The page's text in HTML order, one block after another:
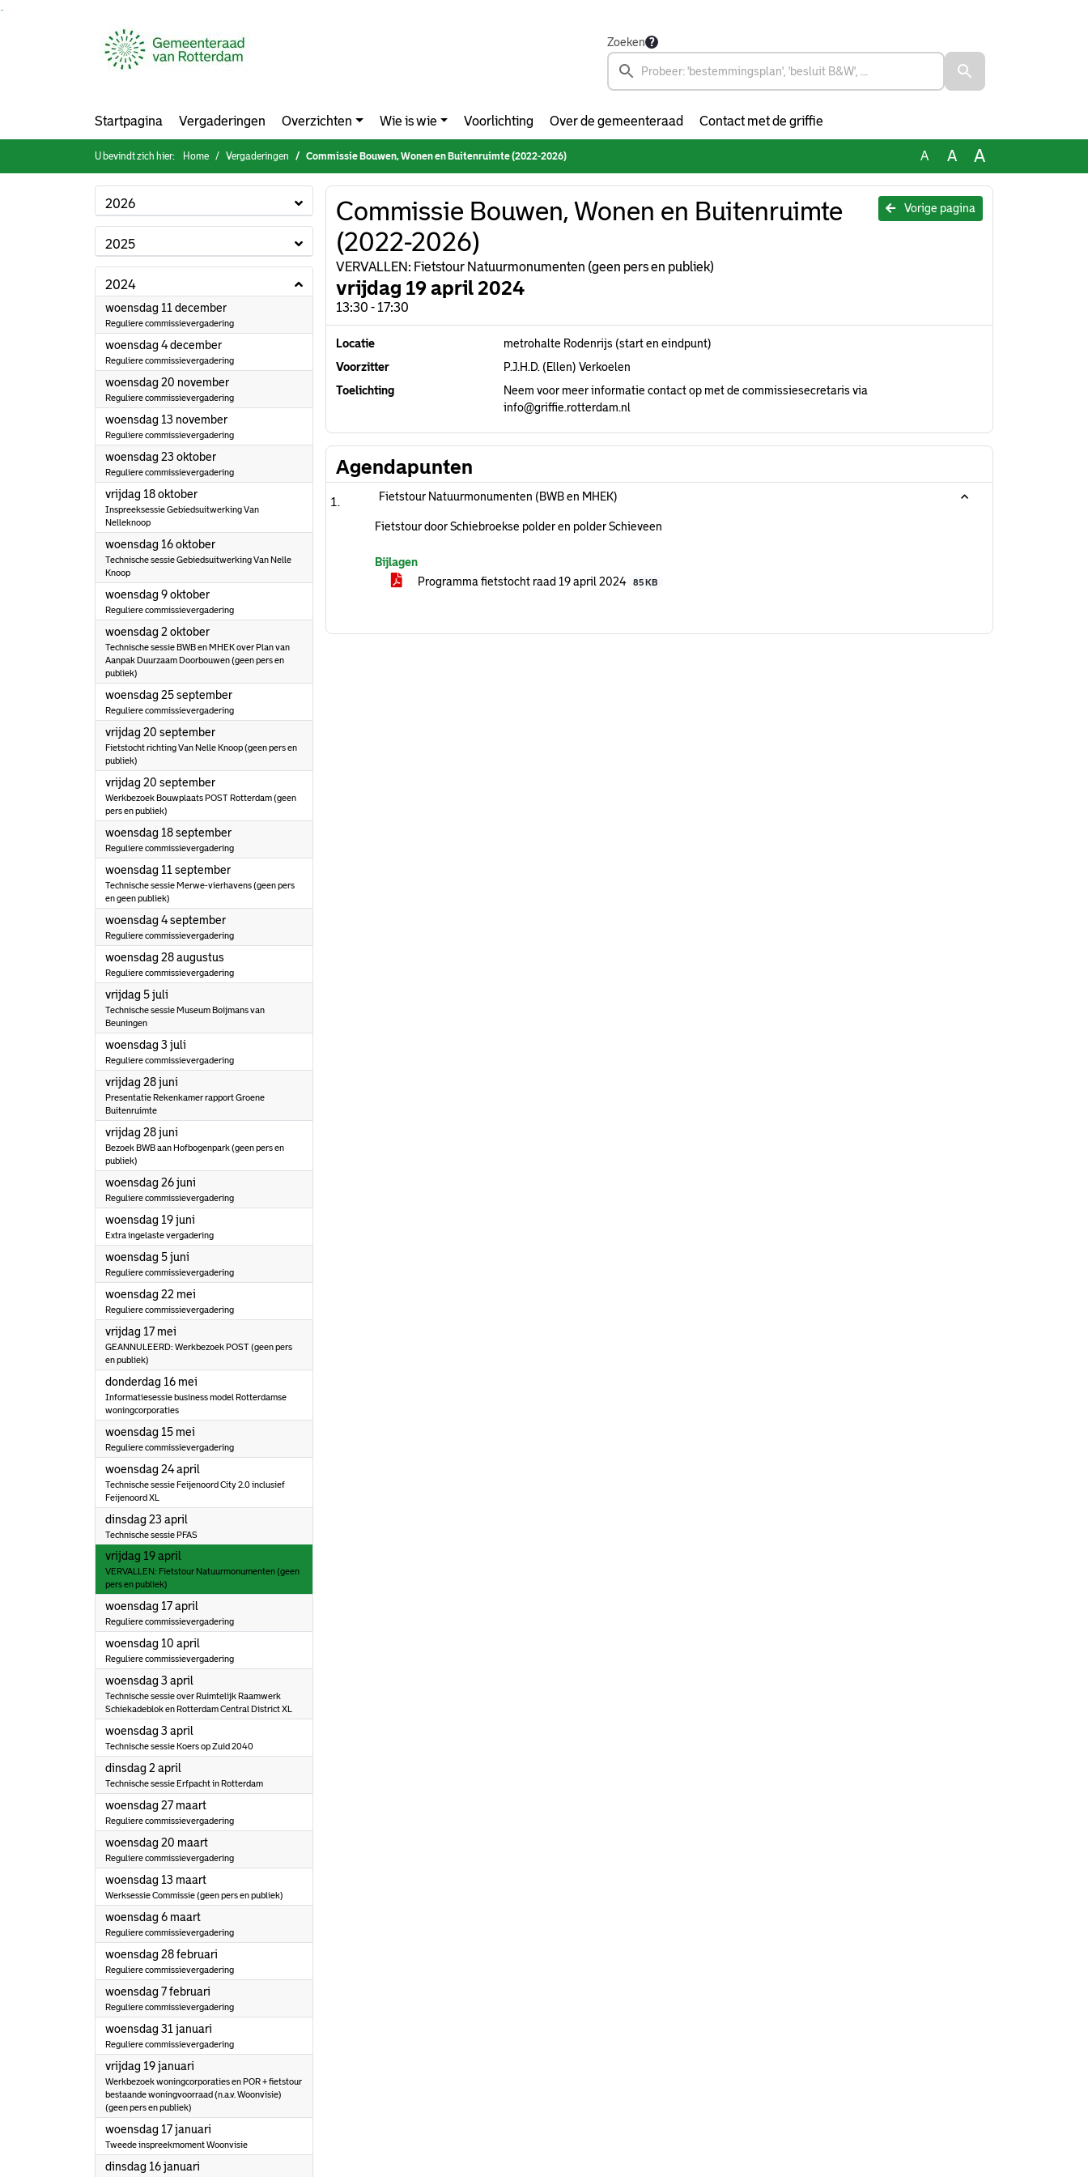
Zoeken
Startpagina Vergaderingen Overzichten Wie is wie Voorlichting Over de gemeenteraad Contact met de griffie
U bevindt zich hier: Home Vergaderingen Commissie Bouwen, Wonen en Buitenruimte (2022-2026) A A A
2026
2025
2024
woensdag 11 december2024
Reguliere commissievergadering
woensdag 4 december2024
Reguliere commissievergadering
woensdag 20 november2024
Reguliere commissievergadering
woensdag 13 november2024
Reguliere commissievergadering
woensdag 23 oktober2024
Reguliere commissievergadering
vrijdag 18 oktober2024
Inspreeksessie Gebiedsuitwerking Van
Nelleknoop
woensdag 16 oktober2024
Technische sessie Gebiedsuitwerking Van Nelle
Knoop
woensdag 9 oktober2024
Reguliere commissievergadering
woensdag 2 oktober2024
Technische sessie BWB en MHEK over Plan van
Aanpak Duurzaam Doorbouwen (geen pers en
publiek)
woensdag 25 september2024
Reguliere commissievergadering
vrijdag 20 september2024
Fietstocht richting Van Nelle Knoop (geen pers en
publiek)
vrijdag 20 september2024
Werkbezoek Bouwplaats POST Rotterdam (geen
pers en publiek)
woensdag 18 september2024
Reguliere commissievergadering
woensdag 11 september2024
Technische sessie Merwe-vierhavens (geen pers
en geen publiek)
woensdag 4 september2024
Reguliere commissievergadering
woensdag 28 augustus
Reguliere commissievergadering
vrijdag 5 juli
Technische sessie Museum Boijmans van
Beuningen
woensdag 3 juli
Reguliere commissievergadering
vrijdag 28 juni
Presentatie Rekenkamer rapport Groene
Buitenruimte
vrijdag 28 juni
Bezoek BWB aan Hofbogenpark (geen pers en
publiek)
woensdag 26 juni
Reguliere commissievergadering
woensdag 19 juni
Extra ingelaste vergadering
woensdag 5 juni
Reguliere commissievergadering
woensdag 22 mei
Reguliere commissievergadering
vrijdag 17 mei
GEANNULEERD: Werkbezoek POST (geen pers
en publiek)
donderdag 16 mei
Informatiesessie business model Rotterdamse
woningcorporaties
woensdag 15 mei
Reguliere commissievergadering
woensdag 24 april
Technische sessie Feijenoord City 2.0 inclusief
Feijenoord XL
dinsdag 23 april
Technische sessie PFAS
vrijdag 19 april
VERVALLEN: Fietstour Natuurmonumenten (geen
pers en publiek)
woensdag 17 april
Reguliere commissievergadering
woensdag 10 april
Reguliere commissievergadering
woensdag 3 april
Technische sessie over Ruimtelijk Raamwerk
Schiekadeblok en Rotterdam Central District XL
woensdag 3 april
Technische sessie Koers op Zuid 2040
dinsdag 2 april
Technische sessie Erfpacht in Rotterdam
woensdag 27 maart2024
Reguliere commissievergadering
woensdag 20 maart2024
Reguliere commissievergadering
woensdag 13 maart2024
Werksessie Commissie (geen pers en publiek)
woensdag 6 maart2024
Reguliere commissievergadering
woensdag 28 februari
Reguliere commissievergadering
woensdag 7 februari
Reguliere commissievergadering
woensdag 31 januari
Reguliere commissievergadering
vrijdag 19 januari
Werkbezoek woningcorporaties en POR + fietstour
bestaande woningvoorraad (n.a.v. Woonvisie)
(geen pers en publiek)
woensdag 17 januari
Tweede inspreekmoment Woonvisie
dinsdag 16 januari
Vorige pagina
Commissie Bouwen, Wonen en Buitenruimte
(2022-2026)
VERVALLEN: Fietstour Natuurmonumenten (geen pers en publiek)
vrijdag 19 april 2024
13:30 - 17:30
Locatie
metrohalte Rodenrijs (start en eindpunt)
Voorzitter
P.J.H.D. (Ellen) Verkoelen
Toelichting
Neem voor meer informatie contact op met de commissiesecretaris via
info@griffie.rotterdam.nl
Agendapunten
Fietstour Natuurmonumenten (BWB en MHEK)
Fietstour door Schiebroekse polder en polder Schieveen
Bijlagen
Programma fietstocht raad 19 april 2024
85 KB